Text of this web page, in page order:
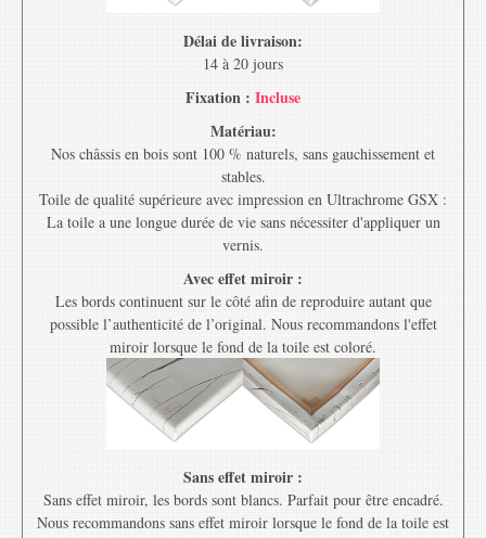
Délai de livraison:
14 à 20 jours
Fixation : Incluse
Matériau:
Nos châssis en bois sont 100 % naturels, sans gauchissement et
stables.
Toile de qualité supérieure avec impression en Ultrachrome GSX :
La toile a une longue durée de vie sans nécessiter d'appliquer un
vernis.
Avec effet miroir :
Les bords continuent sur le côté afin de reproduire autant que
possible l’authenticité de l’original. Nous recommandons l'effet
miroir lorsque le fond de la toile est coloré.
Sans effet miroir :
Sans effet miroir, les bords sont blancs. Parfait pour être encadré.
Nous recommandons sans effet miroir lorsque le fond de la toile est